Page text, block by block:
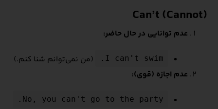
Can’t (Cannot)
عدم توانایی در حال حاضر:
I can't swim.
(من نمی‌توانم شنا کنم.)
عدم اجازه (قوی):
No, you can't go to the party.